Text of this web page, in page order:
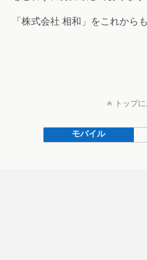
「株式会社 相和」をこれから
トップ
モバイル